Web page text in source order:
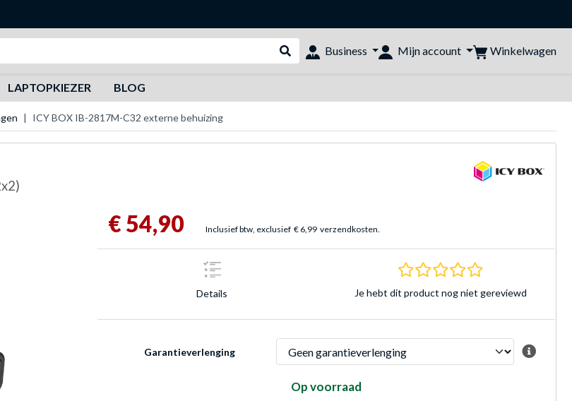
Webshop doorzoeken
Business Mijn account Winkelwagen
LAPTOPKIEZER BLOG
ICY BOX IB-2817M-C32 externe behuizing
€ 54,90 Inclusief btw, exclusief € 6,99 verzendkosten.
Details
0.0 sterren
Je hebt dit product nog niet gereviewd
Garantieverlenging
Op voorraad